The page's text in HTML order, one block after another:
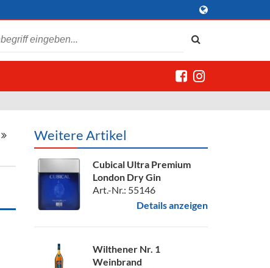
Weitere Artikel
Cubical Ultra Premium
London Dry Gin
Art.-Nr.: 55146
Details anzeigen
Wilthener Nr. 1
Weinbrand